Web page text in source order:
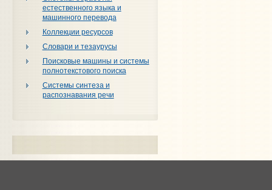
естественного языка и
машинного перевода
Коллекции ресурсов
Словари и тезаурусы
Поисковые машины и системы
полнотекстового поиска
Системы синтеза и
распознавания речи